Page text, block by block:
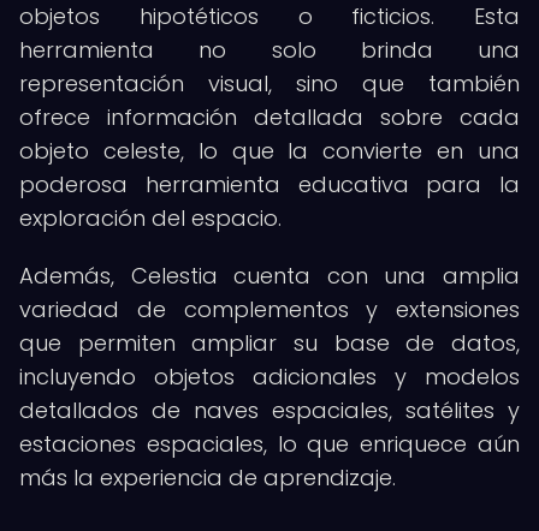
objetos hipotéticos o ficticios. Esta
herramienta no solo brinda una
representación visual, sino que también
ofrece información detallada sobre cada
objeto celeste, lo que la convierte en una
poderosa herramienta educativa para la
exploración del espacio.
Además, Celestia cuenta con una amplia
variedad de complementos y extensiones
que permiten ampliar su base de datos,
incluyendo objetos adicionales y modelos
detallados de naves espaciales, satélites y
estaciones espaciales, lo que enriquece aún
más la experiencia de aprendizaje.